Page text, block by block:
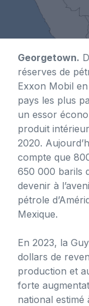
Georgetown.
réserves de
Exxon Mobil
pays les plus
un essor
produit
2020.
compte que
650 000 barils
devenir à
pétrole
Mexique.
En 2023, la
dollars de
production et
forte
national